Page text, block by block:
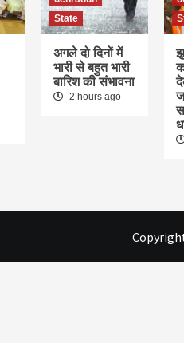
State
अगले दो दिनों में
भारी से बहुत भारी
बारिश की संभावना
2 hours ago